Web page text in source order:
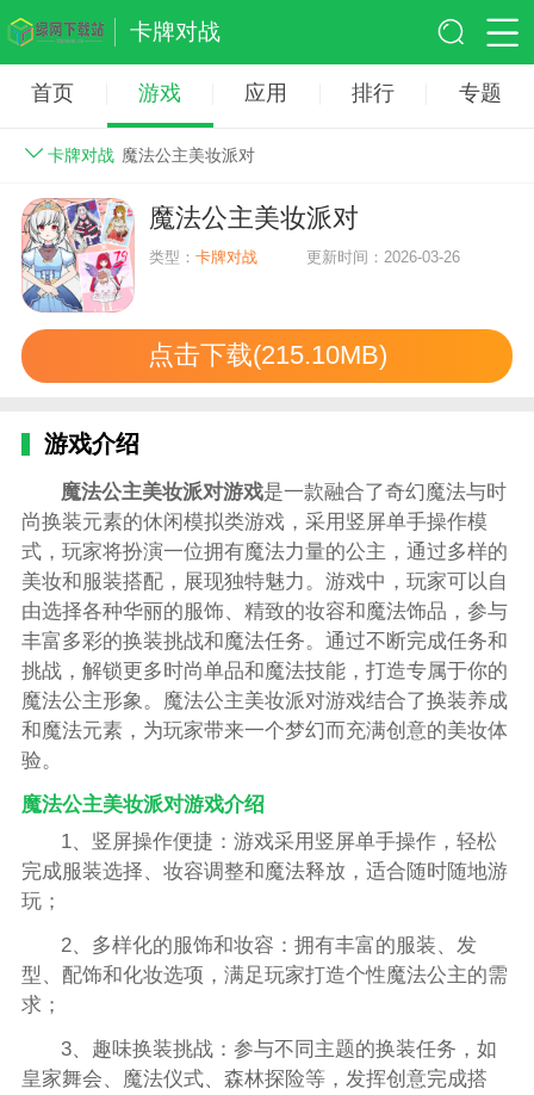
卡牌对战
首页 游戏 应用 排行 专题
卡牌对战 魔法公主美妆派对
魔法公主美妆派对
类型：卡牌对战 更新时间：2026-03-26
点击下载(215.10MB)
游戏介绍
魔法公主美妆派对游戏是一款融合了奇幻魔法与时
尚换装元素的休闲模拟类游戏，采用竖屏单手操作模
式，玩家将扮演一位拥有魔法力量的公主，通过多样的
美妆和服装搭配，展现独特魅力。游戏中，玩家可以自
由选择各种华丽的服饰、精致的妆容和魔法饰品，参与
丰富多彩的换装挑战和魔法任务。通过不断完成任务和
挑战，解锁更多时尚单品和魔法技能，打造专属于你的
魔法公主形象。魔法公主美妆派对游戏结合了换装养成
和魔法元素，为玩家带来一个梦幻而充满创意的美妆体
验。
魔法公主美妆派对游戏介绍
1、竖屏操作便捷：游戏采用竖屏单手操作，轻松
完成服装选择、妆容调整和魔法释放，适合随时随地游
玩；
2、多样化的服饰和妆容：拥有丰富的服装、发
型、配饰和化妆选项，满足玩家打造个性魔法公主的需
求；
3、趣味换装挑战：参与不同主题的换装任务，如
皇家舞会、魔法仪式、森林探险等，发挥创意完成搭